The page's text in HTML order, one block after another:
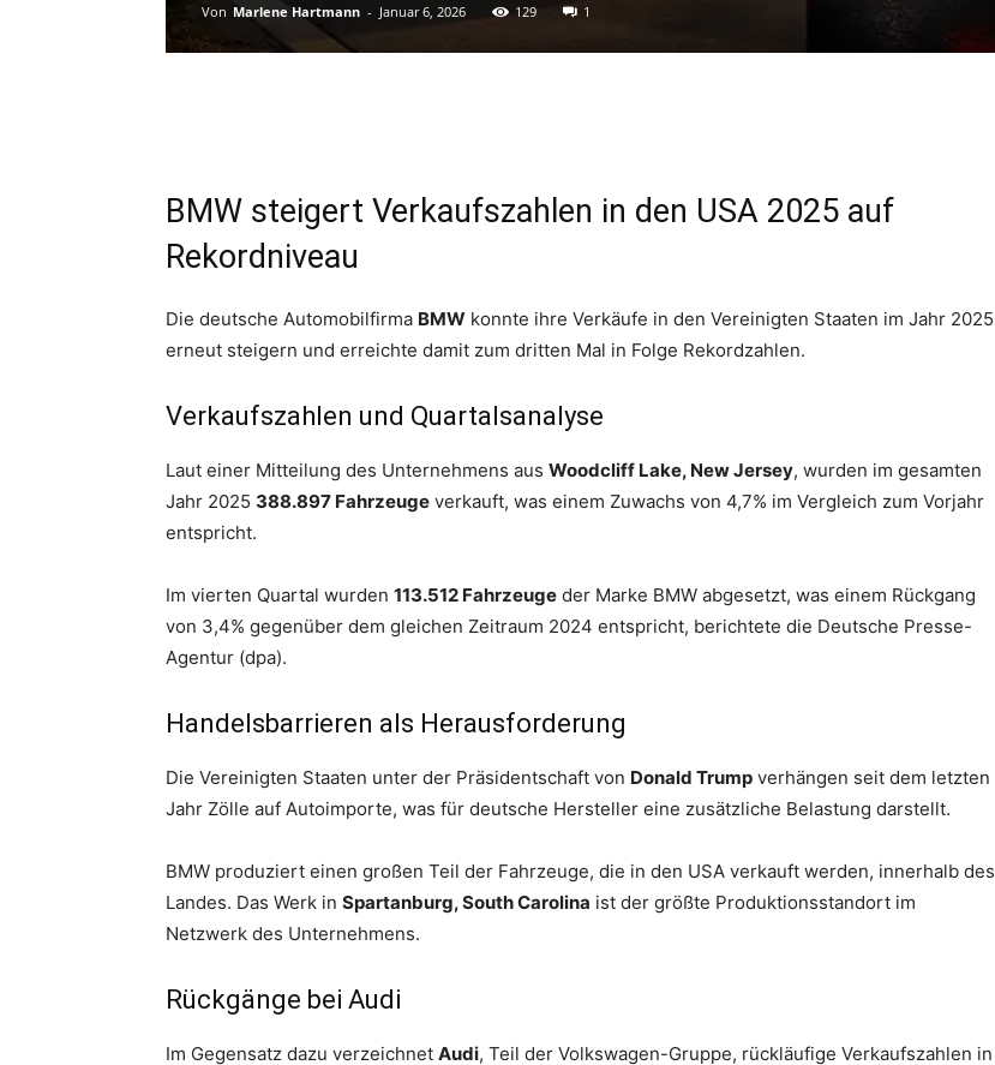
Von Marlene Hartmann - Januar 6, 2026 129 1
BMW steigert Verkaufszahlen in den USA 2025 auf
Rekordniveau
Die deutsche Automobilfirma BMW konnte ihre Verkäufe in den Vereinigten Staaten im Jahr 2025
erneut steigern und erreichte damit zum dritten Mal in Folge Rekordzahlen.
Verkaufszahlen und Quartalsanalyse
Laut einer Mitteilung des Unternehmens aus Woodcliff Lake, New Jersey, wurden im gesamten
Jahr 2025 388.897 Fahrzeuge verkauft, was einem Zuwachs von 4,7% im Vergleich zum Vorjahr
entspricht.
Im vierten Quartal wurden 113.512 Fahrzeuge der Marke BMW abgesetzt, was einem Rückgang
von 3,4% gegenüber dem gleichen Zeitraum 2024 entspricht, berichtete die Deutsche Presse-
Agentur (dpa).
Handelsbarrieren als Herausforderung
Die Vereinigten Staaten unter der Präsidentschaft von Donald Trump verhängen seit dem letzten
Jahr Zölle auf Autoimporte, was für deutsche Hersteller eine zusätzliche Belastung darstellt.
BMW produziert einen großen Teil der Fahrzeuge, die in den USA verkauft werden, innerhalb des
Landes. Das Werk in Spartanburg, South Carolina ist der größte Produktionsstandort im
Netzwerk des Unternehmens.
Rückgänge bei Audi
Im Gegensatz dazu verzeichnet Audi, Teil der Volkswagen-Gruppe, rückläufige Verkaufszahlen in